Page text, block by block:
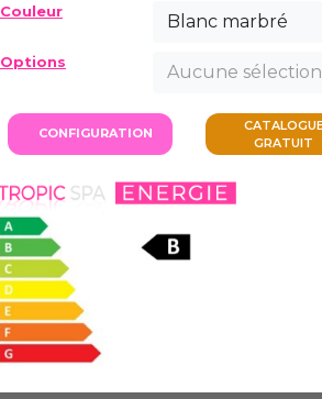
Couleur Blanc marbré
Options Aucune sélection
CONFIGURATION
GRATUIT